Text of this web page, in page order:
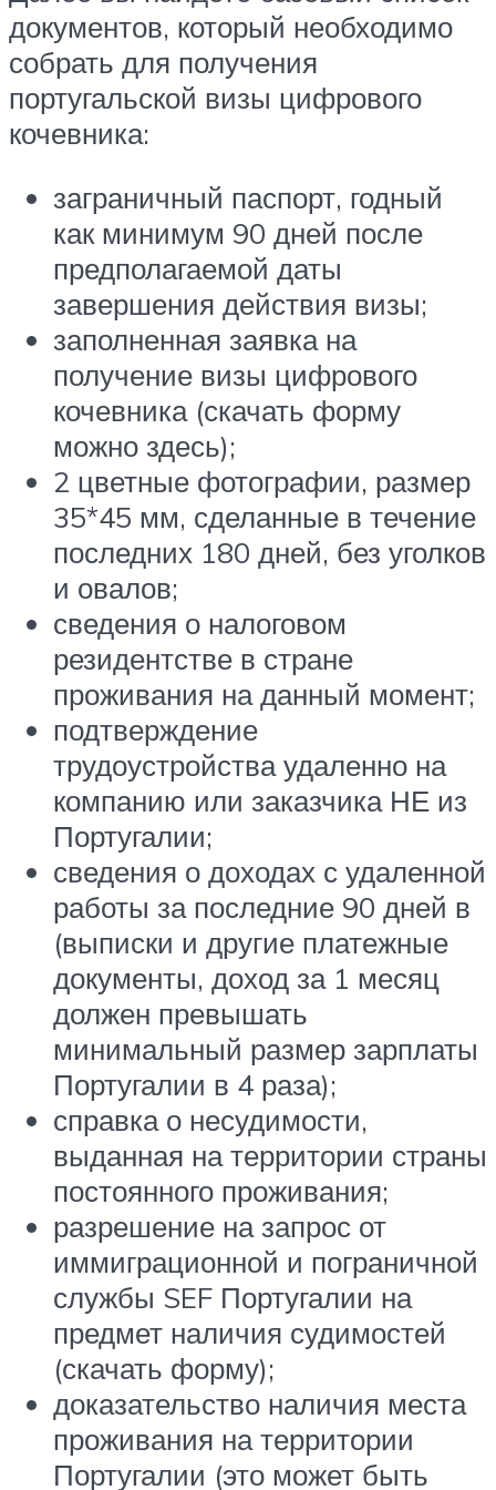
документов, который необходимо
собрать для получения
португальской визы цифрового
кочевника:
заграничный паспорт, годный
как минимум 90 дней после
предполагаемой даты
завершения действия визы;
заполненная заявка на
получение визы цифрового
кочевника (скачать форму
можно здесь);
2 цветные фотографии, размер
35*45 мм, сделанные в течение
последних 180 дней, без уголков
и овалов;
сведения о налоговом
резидентстве в стране
проживания на данный момент;
подтверждение
трудоустройства удаленно на
компанию или заказчика НЕ из
Португалии;
сведения о доходах с удаленной
работы за последние 90 дней в
(выписки и другие платежные
документы, доход за 1 месяц
должен превышать
минимальный размер зарплаты
Португалии в 4 раза);
справка о несудимости,
выданная на территории страны
постоянного проживания;
разрешение на запрос от
иммиграционной и пограничной
службы SEF Португалии на
предмет наличия судимостей
(скачать форму);
доказательство наличия места
проживания на территории
Португалии (это может быть